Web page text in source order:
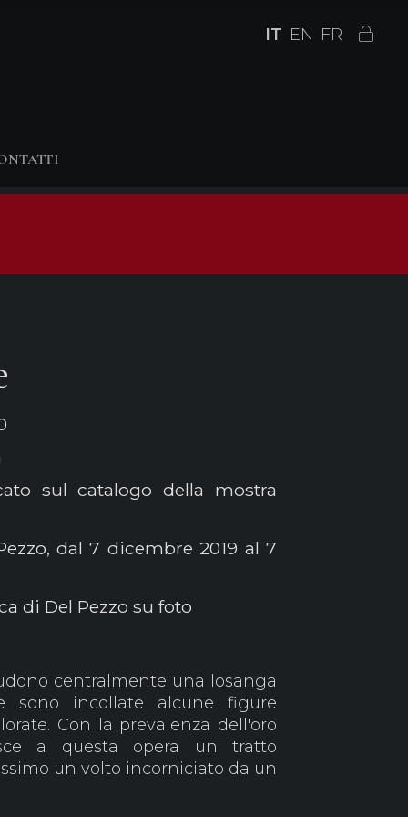
IT EN FR
sul catalogo della mostra
dal 7 dicembre 2019 al 7
di Del Pezzo su foto
centralmente una losanga
sono incollate alcune figure
Con la prevalenza dell'oro
a questa opera un tratto
un volto incorniciato da un